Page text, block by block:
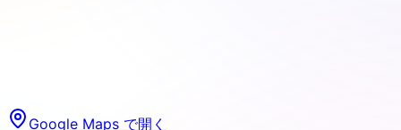
Google Maps で開く